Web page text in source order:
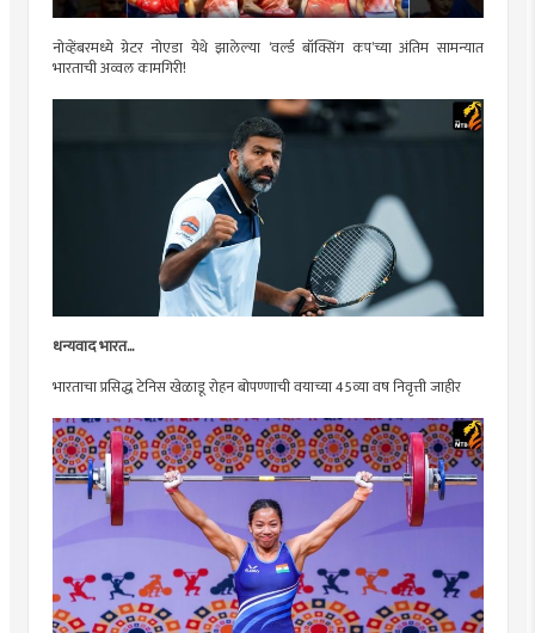
नोव्हेंबरमध्ये ग्रेटर नोएडा येथे झालेल्या ‘वर्ल्ड बॉक्सिंग कप‌’च्या अंतिम सामन्यात
भारताची अव्वल कामगिरी!
धन्यवाद भारत...
भारताचा प्रसिद्ध टेनिस खेळाडू रोहन बोपण्णाची वयाच्या 45व्या वष निवृत्ती जाहीर